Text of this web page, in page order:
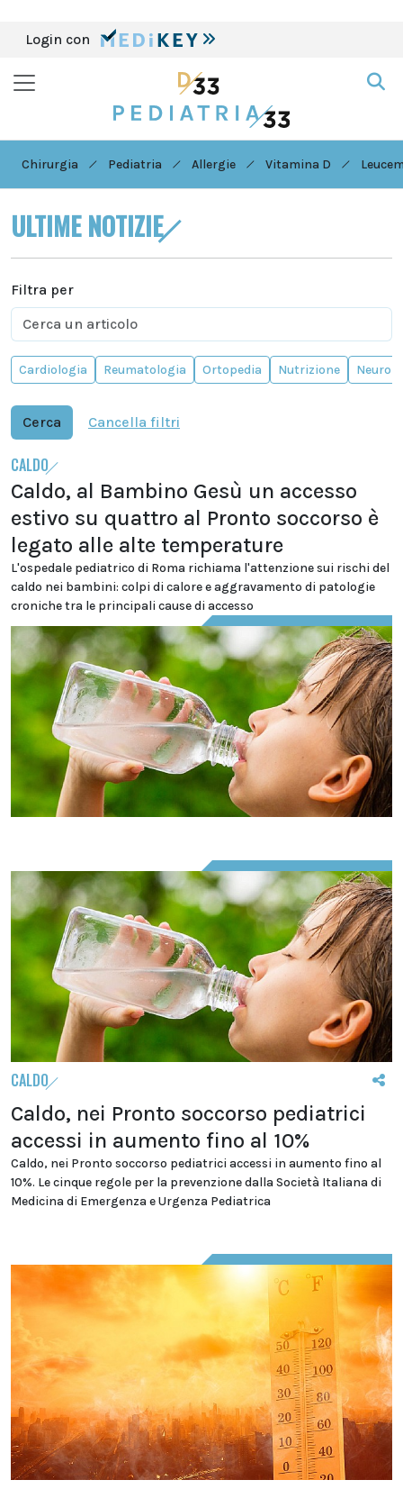
Login con
Chirurgia Pediatria Allergie Vitamina D
ULTIME NOTIZIE
Filtra per
Cardiologia Reumatologia Ortopedia Nutrizione
Cerca Cancella filtri
CALDO
Caldo, al Bambino Gesù un accesso
estivo su quattro al Pronto soccorso è
legato alle alte temperature
L'ospedale pediatrico di Roma richiama l'attenzione sui rischi del
caldo nei bambini: colpi di calore e aggravamento di patologie
croniche tra le principali cause di accesso
CALDO
Caldo, nei Pronto soccorso pediatrici
accessi in aumento fino al 10%
Caldo, nei Pronto soccorso pediatrici accessi in aumento fino al
10%. Le cinque regole per la prevenzione dalla Società Italiana di
Medicina di Emergenza e Urgenza Pediatrica